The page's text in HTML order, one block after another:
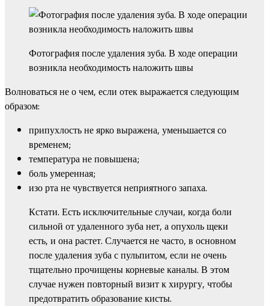
Фотография после удаления зуба. В ходе операции
возникла необходимость наложить швы
Волноваться не о чем, если отек выражается следующим
образом:
припухлость не ярко выражена, уменьшается со
временем;
температура не повышена;
боль умеренная;
изо рта не чувствуется неприятного запаха.
Кстати. Есть исключительные случаи, когда боли
сильной от удаленного зуба нет, а опухоль щеки
есть, и она растет. Случается не часто, в основном
после удаления зуба с пульпитом, если не очень
тщательно прочищены корневые каналы. В этом
случае нужен повторный визит к хирургу, чтобы
предотвратить образование кисты.